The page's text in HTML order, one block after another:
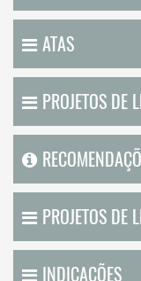
ATAS
PROJETOS DE
PROJETOS DE
INDICAÇÕES